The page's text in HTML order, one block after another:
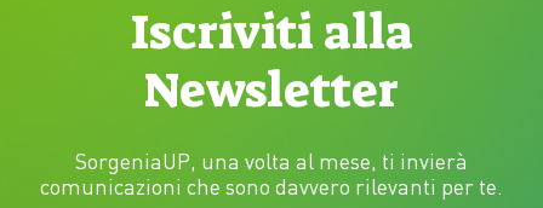
Iscriviti alla
Newsletter
SorgeniaUP, una volta al mese, ti invierà
comunicazioni che sono davvero rilevanti per te.